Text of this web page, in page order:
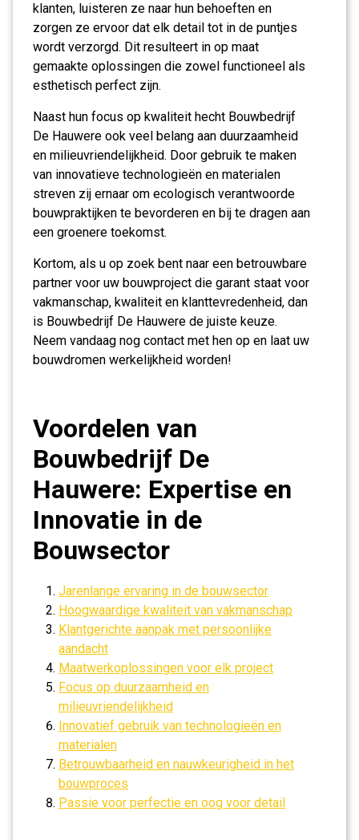
klanten, luisteren ze naar hun behoeften en
zorgen ze ervoor dat elk detail tot in de puntjes
wordt verzorgd. Dit resulteert in op maat
gemaakte oplossingen die zowel functioneel als
esthetisch perfect zijn.
Naast hun focus op kwaliteit hecht Bouwbedrijf
De Hauwere ook veel belang aan duurzaamheid
en milieuvriendelijkheid. Door gebruik te maken
van innovatieve technologieën en materialen
streven zij ernaar om ecologisch verantwoorde
bouwpraktijken te bevorderen en bij te dragen aan
een groenere toekomst.
Kortom, als u op zoek bent naar een betrouwbare
partner voor uw bouwproject die garant staat voor
vakmanschap, kwaliteit en klanttevredenheid, dan
is Bouwbedrijf De Hauwere de juiste keuze.
Neem vandaag nog contact met hen op en laat uw
bouwdromen werkelijkheid worden!
Voordelen van
Bouwbedrijf De
Hauwere: Expertise en
Innovatie in de
Bouwsector
Jarenlange ervaring in de bouwsector
Hoogwaardige kwaliteit van vakmanschap
Klantgerichte aanpak met persoonlijke
aandacht
Maatwerkoplossingen voor elk project
Focus op duurzaamheid en
milieuvriendelijkheid
Innovatief gebruik van technologieën en
materialen
Betrouwbaarheid en nauwkeurigheid in het
bouwproces
Passie voor perfectie en oog voor detail